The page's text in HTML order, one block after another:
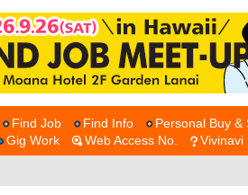
Find Job Find Info Personal Buy &
Gig Work Web Access No. Vivinavi